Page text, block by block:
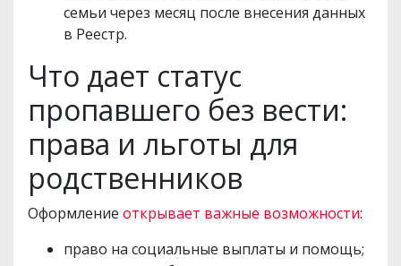
семьи через месяц после внесения данных
в Реестр.
Что дает статус
пропавшего без вести:
права и льготы для
родственников
Оформление открывает важные возможности:
право на социальные выплаты и помощь;